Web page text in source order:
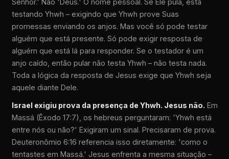
testando Yhwh – exigindo que Yhwh prove Suas
promessas enviando os anjos. Mas você só pode testar
alguém que está presente. Só pode exigir resposta de
alguém que está lá para responder. Se o testador é um
anjo caído, então pular não testa Yhwh – não testa nada.
Toda a lógica da resposta de Jesus exige que Yhwh seja
aquele diante Dele.
Israel exigiu prova da presença de Yhwh. Jesus não. Em
Massá (Êxodo 17:7), os hebreus perguntaram: 'Yhwh está
entre nós ou não?' Exigiram um sinal. Precisaram de prova.
Deuteronômio 6:16 referencia isso diretamente: 'como o
tentastes em Massá.' Jesus enfrenta a mesma situação –